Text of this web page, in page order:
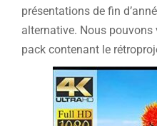
présentations de fin
alternative. Nous
pack contenant le